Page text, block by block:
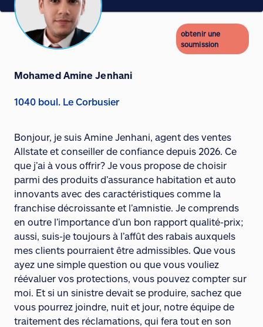
obtenir une
soumission
Mohamed Amine Jenhani
1040 boul. Le Corbusier
Bonjour, je suis Amine Jenhani, agent des ventes
Allstate et conseiller de confiance depuis 2026. Ce
que j’ai à vous offrir? Je vous propose de choisir
parmi des produits d’assurance habitation et auto
innovants avec des caractéristiques comme la
franchise décroissante et l’amnistie. Je comprends
en outre l’importance d’un bon rapport qualité-prix;
aussi, suis-je toujours à l’affût des rabais auxquels
mes clients pourraient être admissibles. Que vous
ayez une simple question ou que vous vouliez
réévaluer vos protections, vous pouvez compter sur
moi. Et si un sinistre devait se produire, sachez que
vous pourrez joindre, nuit et jour, notre équipe de
traitement des réclamations, qui fera tout en son